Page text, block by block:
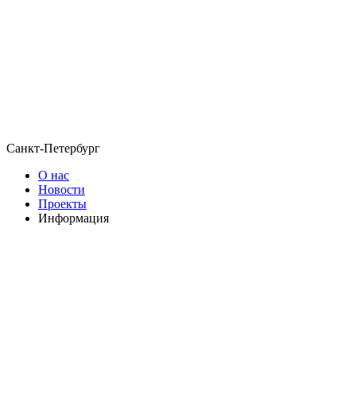
Санкт-Петербург
О нас
Новости
Проекты
Информация